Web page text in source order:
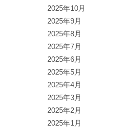
2025年10月
2025年9月
2025年8月
2025年7月
2025年6月
2025年5月
2025年4月
2025年3月
2025年2月
2025年1月